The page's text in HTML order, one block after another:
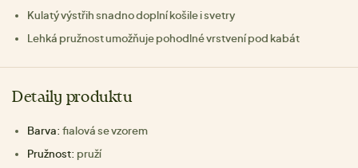
Kulatý výstřih snadno doplní košile i svetry
Lehká pružnost umožňuje pohodlné vrstvení pod kabát
Detaily produktu
Barva: fialová se vzorem
Pružnost: pruží